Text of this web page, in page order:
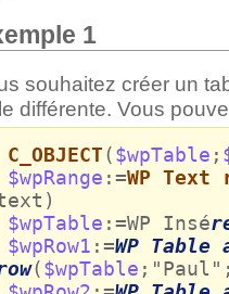
1
souhaitez créer un
différente. Vous
C_OBJECT($wpTable ;
$wpRange :=WP Text
$wpTable :=WP Insé
$wpRow1 :=WP Table
($wpTable